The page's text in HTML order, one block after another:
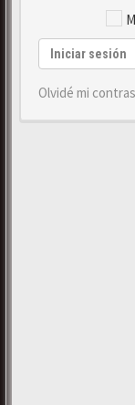
Iniciar sesión
Olvidé mi